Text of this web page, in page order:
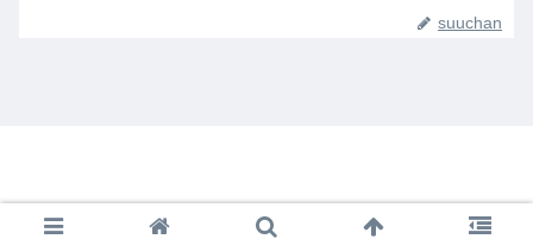
suuchan
© 2019 .